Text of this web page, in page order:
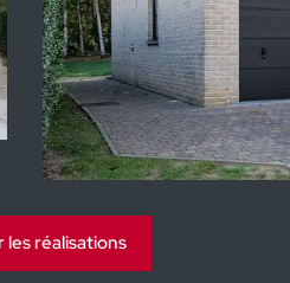
les réalisations